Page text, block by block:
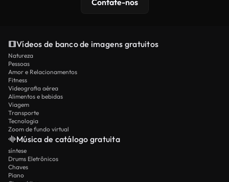
Contate-nos
Vídeos de banco de imagens gratuitos
Natureza
Pessoas
Amor e Relacionamentos
Fitness
Videografia aérea
Alimentos e bebidas
Viagem
Transporte
Tecnologia
Zoom de fundo virtual
Música de catálogo gratuita
síntese
Drums Eletrônicos
Chaves
Piano